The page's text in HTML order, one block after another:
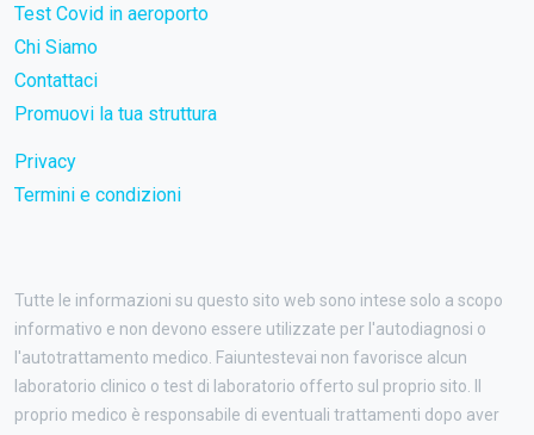
Test Covid in aeroporto
Chi Siamo
Contattaci
Promuovi la tua struttura
Privacy
Termini e condizioni
Tutte le informazioni su questo sito web sono intese solo a scopo
informativo e non devono essere utilizzate per l'autodiagnosi o
l'autotrattamento medico. Faiuntestevai non favorisce alcun
laboratorio clinico o test di laboratorio offerto sul proprio sito. Il
proprio medico è responsabile di eventuali trattamenti dopo aver